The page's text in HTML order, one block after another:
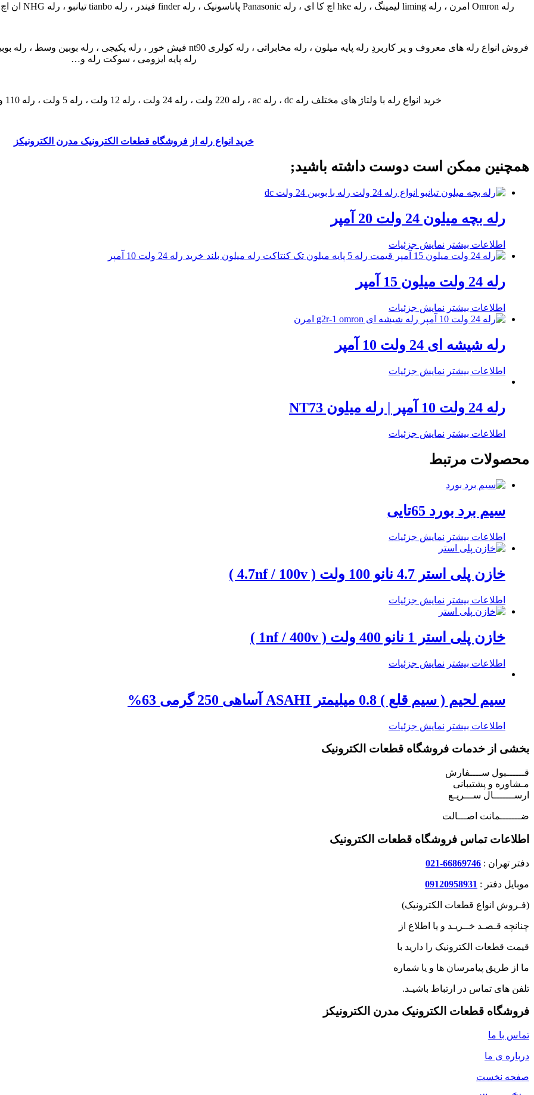
رله Omron امرن ، رله liming لیمینگ ، رله hke اچ کا ای ، رله Panasonic پاناسونیک ، رله finder فیندر ، رله tianbo تیانبو ، رله NHG ان اچ جی ، رله songle سونگل ، رله hkp اچ کا پی ، رله hkf اچ کا اف و…
رله پایه ایزومی ، سوکت رله و…
خرید انواع رله با ولتاژ های مختلف رله dc ، رله ac ، رله 220 ولت ، رله 24 ولت ، رله 12 ولت ، رله 5 ولت ، رله 110 ولت ، رله 3 ولت ، رله 6 ولت ، رله 9 ولت و…
خرید انواع رله از فروشگاه قطعات الکترونیک مدرن الکترونیکز
همچنین ممکن است دوست داشته باشید;
رله بچه میلون 24 ولت 20 آمپر
اطلاعات بیشتر نمایش جزئیات
رله 24 ولت میلون 15 آمپر
اطلاعات بیشتر نمایش جزئیات
رله شیشه ای 24 ولت 10 آمپر
اطلاعات بیشتر نمایش جزئیات
رله 24 ولت 10 آمپر | رله میلون NT73
اطلاعات بیشتر نمایش جزئیات
محصولات مرتبط
سیم برد بورد 65تایی
اطلاعات بیشتر نمایش جزئیات
خازن پلی استر 4.7 نانو 100 ولت ( 4.7nf / 100v )
اطلاعات بیشتر نمایش جزئیات
خازن پلی استر 1 نانو 400 ولت ( 1nf / 400v )
اطلاعات بیشتر نمایش جزئیات
سیم لحیم ( سیم قلع ) 0.8 میلیمتر ASAHI آساهی 250 گرمی 63%
اطلاعات بیشتر نمایش جزئیات
بخشی از خدمات فروشگاه قطعات الکترونیک
قــــــبول ســــفارش
مـشاوره و پشتیبانی
ارســـــــال ســـریـع
ضـــــــمانت اصـــالت
اطلاعات تماس فروشگاه قطعات الکترونیک
دفتر تهران : 66869746-021
موبایل دفتر : 09120958931
(فـروش انواع قطعات الکترونیک)
چنانچه قـصـد خــریـد و یا اطلاع از
قیمت قطعات الکترونیک را دارید با
ما از طریق پیامرسان ها و یا شماره
تلفن های تماس در ارتباط باشیـد.
فروشگاه قطعات الکترونیک مدرن الکترونیکز
تماس با ما
درباره ی ما
صفحه نخست